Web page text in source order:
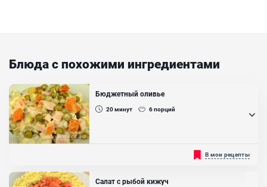
Блюда с похожими ингредиентами
Бюджетный оливье
20минут 6порций
Это блюдо не перестает быть популярным. Возможно это связано
с его простым составом, легким приготовлением, а также
неповторимым вкусом. Кроме того, это очень сытный салат,
овощной состав в нем дополняется мясными компонентами. У
В мои рецепты
Салат с рыбой кижуч